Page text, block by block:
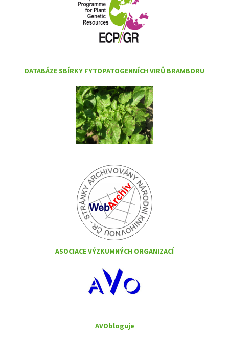
DATABÁZE SBÍRKY FYTOPATOGENNÍCH VIRŮ BRAMBORU
ASOCIACE VÝZKUMNÝCH ORGANIZACÍ
AVObloguje